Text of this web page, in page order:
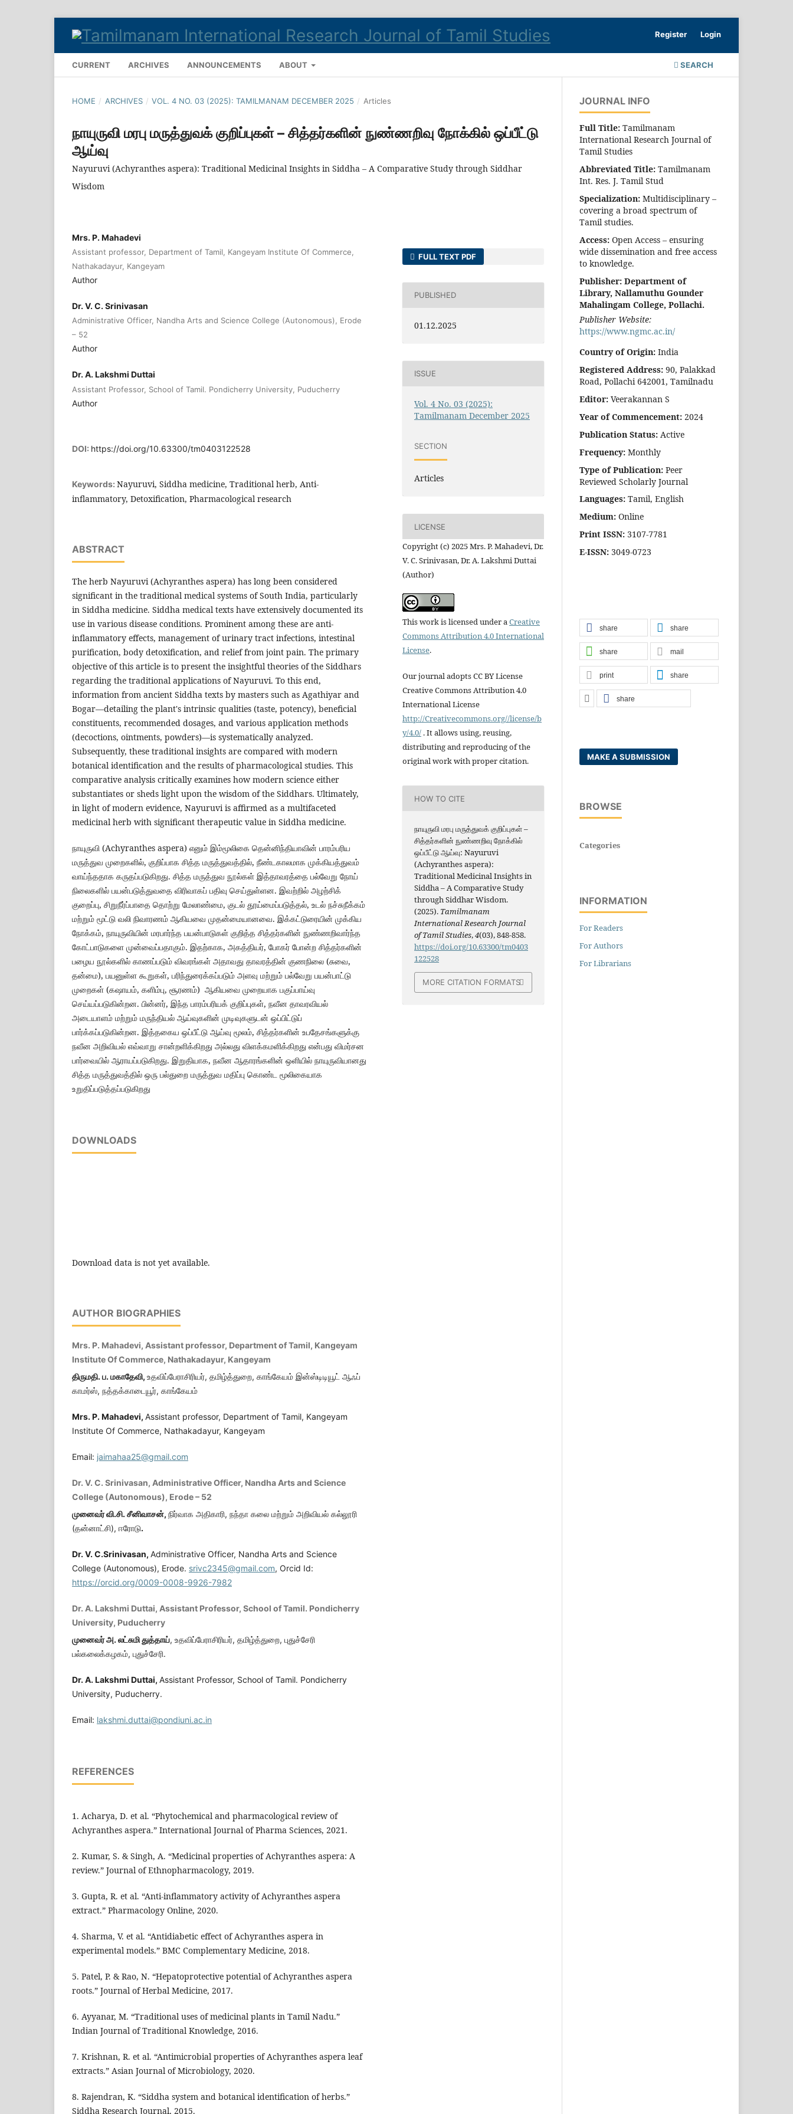
CURRENT ARCHIVES ANNOUNCEMENTS ABOUT SEARCH
Register Login
HOME / ARCHIVES / VOL. 4 NO. 03 (2025): TAMILMANAM DECEMBER 2025 / Articles
நாயுருவி மரபு மருத்துவக் குறிப்புகள் – சித்தர்களின் நுண்ணறிவு நோக்கில் ஒப்பீட்டு
ஆய்வு
Nayuruvi (Achyranthes aspera): Traditional Medicinal Insights in Siddha – A Comparative Study through Siddhar
Wisdom
Mrs. P. Mahadevi
Assistant professor, Department of Tamil, Kangeyam Institute Of Commerce,
Nathakadayur, Kangeyam
Author
Dr. V. C. Srinivasan
Administrative Officer, Nandha Arts and Science College (Autonomous), Erode
– 52
Author
Dr. A. Lakshmi Duttai
Assistant Professor, School of Tamil. Pondicherry University, Puducherry
Author
DOI: https://doi.org/10.63300/tm0403122528
Keywords: Nayuruvi, Siddha medicine, Traditional herb, Anti-
inflammatory, Detoxification, Pharmacological research
ABSTRACT
The herb Nayuruvi (Achyranthes aspera) has long been considered
significant in the traditional medical systems of South India, particularly
in Siddha medicine. Siddha medical texts have extensively documented its
use in various disease conditions. Prominent among these are anti-
inflammatory effects, management of urinary tract infections, intestinal
purification, body detoxification, and relief from joint pain. The primary
objective of this article is to present the insightful theories of the Siddhars
regarding the traditional applications of Nayuruvi. To this end,
information from ancient Siddha texts by masters such as Agathiyar and
Bogar—detailing the plant's intrinsic qualities (taste, potency), beneficial
constituents, recommended dosages, and various application methods
(decoctions, ointments, powders)—is systematically analyzed.
Subsequently, these traditional insights are compared with modern
botanical identification and the results of pharmacological studies. This
comparative analysis critically examines how modern science either
substantiates or sheds light upon the wisdom of the Siddhars. Ultimately,
in light of modern evidence, Nayuruvi is affirmed as a multifaceted
medicinal herb with significant therapeutic value in Siddha medicine.
நாயுருவி (Achyranthes aspera) எனும் இம்மூலிகை தென்னிந்தியாவின் பாரம்பரிய
மருத்துவ முறைகளில், குறிப்பாக சித்த மருத்துவத்தில், நீண்டகாலமாக முக்கியத்துவம்
வாய்ந்ததாக கருதப்படுகிறது. சித்த மருத்துவ நூல்கள் இத்தாவரத்தை பல்வேறு நோய்
நிலைகளில் பயன்படுத்துவதை விரிவாகப் பதிவு செய்துள்ளன. இவற்றில் அழற்சிக்
குறைப்பு, சிறுநீர்ப்பாதை தொற்று மேலாண்மை, குடல் தூய்மைப்படுத்தல், உடல் நச்சுநீக்கம்
மற்றும் மூட்டு வலி நிவாரணம் ஆகியவை முதன்மையானவை. இக்கட்டுரையின் முக்கிய
நோக்கம், நாயுருவியின் மரபார்ந்த பயன்பாடுகள் குறித்த சித்தர்களின் நுண்ணறிவார்ந்த
கோட்பாடுகளை முன்வைப்பதாகும். இதற்காக, அகத்தியர், போகர் போன்ற சித்தர்களின்
பழைய நூல்களில் காணப்படும் விவரங்கள் அதாவது தாவரத்தின் குணநிலை (சுவை,
தன்மை), பயனுள்ள கூறுகள், பரிந்துரைக்கப்படும் அளவு மற்றும் பல்வேறு பயன்பாட்டு
முறைகள் (கஷாயம், களிம்பு, சூரணம்) ஆகியவை முறையாக பகுப்பாய்வு
செய்யப்படுகின்றன. பின்னர், இந்த பாரம்பரியக் குறிப்புகள், நவீன தாவரவியல்
அடையாளம் மற்றும் மருந்தியல் ஆய்வுகளின் முடிவுகளுடன் ஒப்பிட்டுப்
பார்க்கப்படுகின்றன. இத்தகைய ஒப்பீட்டு ஆய்வு மூலம், சித்தர்களின் உபதேசங்களுக்கு
நவீன அறிவியல் எவ்வாறு சான்றளிக்கிறது அல்லது விளக்கமளிக்கிறது என்பது விமர்சன
பார்வையில் ஆராயப்படுகிறது. இறுதியாக, நவீன ஆதாரங்களின் ஒளியில் நாயுருவியானது
சித்த மருத்துவத்தில் ஒரு பல்துறை மருத்துவ மதிப்பு கொண்ட மூலிகையாக
உறுதிப்படுத்தப்படுகிறது
DOWNLOADS
Download data is not yet available.
AUTHOR BIOGRAPHIES
Mrs. P. Mahadevi, Assistant professor, Department of Tamil, Kangeyam
Institute Of Commerce, Nathakadayur, Kangeyam
திருமதி. ப. மகாதேவி, உதவிப்பேராசிரியர், தமிழ்த்துறை, காங்கேயம் இன்ஸ்டிடியூட் ஆஃப்
காமர்ஸ், நத்தக்காடையூர், காங்கேயம்
Mrs. P. Mahadevi, Assistant professor, Department of Tamil, Kangeyam
Institute Of Commerce, Nathakadayur, Kangeyam
Email: jaimahaa25@gmail.com
Dr. V. C. Srinivasan, Administrative Officer, Nandha Arts and Science
College (Autonomous), Erode – 52
முனைவர் வி.சி. சீனிவாசன், நிர்வாக அதிகாரி, நந்தா கலை மற்றும் அறிவியல் கல்லூரி
(தன்னாட்சி), ஈரோடு.
Dr. V. C.Srinivasan, Administrative Officer, Nandha Arts and Science
College (Autonomous), Erode. srivc2345@gmail.com, Orcid Id:
https://orcid.org/0009-0008-9926-7982
Dr. A. Lakshmi Duttai, Assistant Professor, School of Tamil. Pondicherry
University, Puducherry
முனைவர் அ. லட்சுமி துத்தாய், உதவிப்பேராசிரியர், தமிழ்த்துறை, புதுச்சேரி
பல்கலைக்கழகம், புதுச்சேரி.
Dr. A. Lakshmi Duttai, Assistant Professor, School of Tamil. Pondicherry
University, Puducherry.
Email: lakshmi.duttai@pondiuni.ac.in
REFERENCES
1. Acharya, D. et al. “Phytochemical and pharmacological review of
Achyranthes aspera.” International Journal of Pharma Sciences, 2021.
2. Kumar, S. & Singh, A. “Medicinal properties of Achyranthes aspera: A
review.” Journal of Ethnopharmacology, 2019.
3. Gupta, R. et al. “Anti-inflammatory activity of Achyranthes aspera
extract.” Pharmacology Online, 2020.
4. Sharma, V. et al. “Antidiabetic effect of Achyranthes aspera in
experimental models.” BMC Complementary Medicine, 2018.
5. Patel, P. & Rao, N. “Hepatoprotective potential of Achyranthes aspera
roots.” Journal of Herbal Medicine, 2017.
6. Ayyanar, M. “Traditional uses of medicinal plants in Tamil Nadu.”
Indian Journal of Traditional Knowledge, 2016.
7. Krishnan, R. et al. “Antimicrobial properties of Achyranthes aspera leaf
extracts.” Asian Journal of Microbiology, 2020.
8. Rajendran, K. “Siddha system and botanical identification of herbs.”
Siddha Research Journal, 2015.
FULL TEXT PDF
PUBLISHED
01.12.2025
ISSUE
Vol. 4 No. 03 (2025):
Tamilmanam December 2025
SECTION
Articles
LICENSE
Copyright (c) 2025 Mrs. P. Mahadevi, Dr.
V. C. Srinivasan, Dr. A. Lakshmi Duttai
(Author)
This work is licensed under aCreative
Commons Attribution 4.0 International
License.
Our journal adopts CC BY License
Creative Commons Attribution 4.0
International License
http://Creativecommons.org//license/b
y/4.0/ . It allows using, reusing,
distributing and reproducing of the
original work with proper citation.
HOW TO CITE
நாயுருவி மரபு மருத்துவக் குறிப்புகள் –
சித்தர்களின் நுண்ணறிவு நோக்கில்
ஒப்பீட்டு ஆய்வு: Nayuruvi
(Achyranthes aspera):
Traditional Medicinal Insights in
Siddha – A Comparative Study
through Siddhar Wisdom.
(2025). Tamilmanam
International Research Journal
of Tamil Studies,4(03), 848-858.
https://doi.org/10.63300/tm0403
122528
MORE CITATION FORMATS
JOURNAL INFO
Full Title: Tamilmanam
International Research Journal of
Tamil Studies
Abbreviated Title: Tamilmanam
Int. Res. J. Tamil Stud
Specialization: Multidisciplinary –
covering a broad spectrum of
Tamil studies.
Access: Open Access – ensuring
wide dissemination and free access
to knowledge.
Publisher: Department of
Library, Nallamuthu Gounder
Mahalingam College, Pollachi.
Publisher Website:
https://www.ngmc.ac.in/
Country of Origin: India
Registered Address: 90, Palakkad
Road, Pollachi 642001, Tamilnadu
Editor: Veerakannan S
Year of Commencement: 2024
Publication Status: Active
Frequency: Monthly
Type of Publication: Peer
Reviewed Scholarly Journal
Languages: Tamil, English
Medium: Online
Print ISSN: 3107-7781
E-ISSN: 3049-0723
share share
share mail
print share
share
MAKE A SUBMISSION
BROWSE
Categories
INFORMATION
For Readers
For Authors
For Librarians